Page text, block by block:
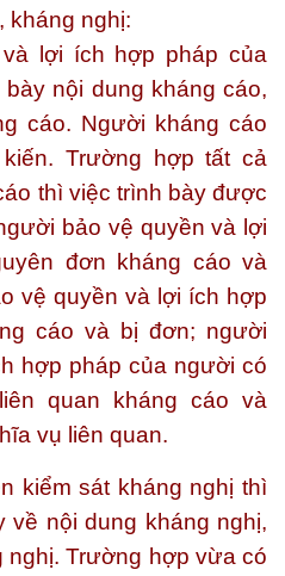
kháng nghị:
lợi ích hợp pháp của
nội dung kháng cáo,
cáo. Người kháng cáo
Trường hợp tất cả
thì việc trình bày được
bảo vệ quyền và lợi
đơn kháng cáo và
vệ quyền và lợi ích hợp
cáo và bị đơn; người
hợp pháp của người có
quan kháng cáo và
vụ liên quan.
kiểm sát kháng nghị thì
về nội dung kháng nghị,
nghị. Trường hợp vừa có